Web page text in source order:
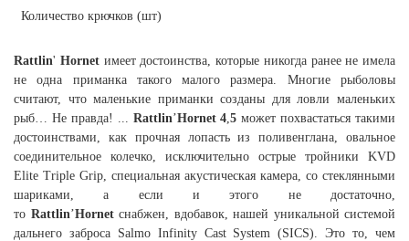
Количество крючков (шт)
Rattlin' Hornet имеет достоинства, которые никогда ранее не имела
не одна приманка такого малого размера. Многие рыболовы
считают, что маленькие приманки созданы для ловли маленьких
рыб… Не правда! ...
Rattlin’Hornet 4 ,5 может похвастаться такими
достоинствами, как прочная лопасть из поливенглана, овальное
соединительное колечко, исключительно острые тройники KVD
Elite Triple Grip, специальная акустическая камера, со стеклянными
шариками, а если и этого не достаточно,
то Rattlin’Hornet снабжен, вдобавок, нашей уникальной системой
дальнего заброса Salmo Infinity Cast System (SICS). Это то, чем